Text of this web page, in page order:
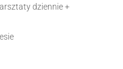
dziennie +